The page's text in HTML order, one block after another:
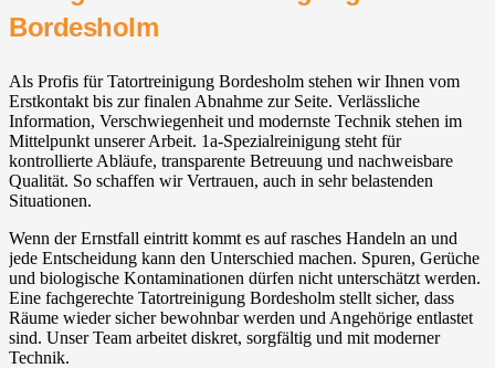
Bordesholm
Als Profis für Tatortreinigung Bordesholm stehen wir Ihnen vom
Erstkontakt bis zur finalen Abnahme zur Seite. Verlässliche
Information, Verschwiegenheit und modernste Technik stehen im
Mittelpunkt unserer Arbeit. 1a-Spezialreinigung steht für
kontrollierte Abläufe, transparente Betreuung und nachweisbare
Qualität. So schaffen wir Vertrauen, auch in sehr belastenden
Situationen.
Wenn der Ernstfall eintritt kommt es auf rasches Handeln an und
jede Entscheidung kann den Unterschied machen. Spuren, Gerüche
und biologische Kontaminationen dürfen nicht unterschätzt werden.
Eine fachgerechte Tatortreinigung Bordesholm stellt sicher, dass
Räume wieder sicher bewohnbar werden und Angehörige entlastet
sind. Unser Team arbeitet diskret, sorgfältig und mit moderner
Technik.